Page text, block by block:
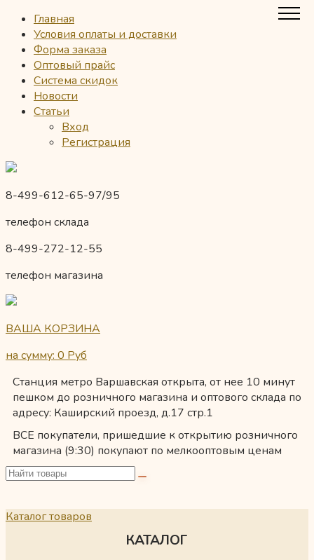
Главная
Условия оплаты и доставки
Форма заказа
Оптовый прайс
Система скидок
Новости
Статьи
Вход
Регистрация
8-499-612-65-97/95
телефон склада
8-499-272-12-55
телефон магазина
ВАША КОРЗИНА
на сумму: 0 Руб
Станция метро Варшавская открыта, от нее 10 минут
пешком до розничного магазина и оптового склада по
адресу: Каширский проезд, д.17 стр.1
ВСЕ покупатели, пришедшие к открытию розничного
магазина (9:30) покупают по мелкооптовым ценам
Каталог товаров
КАТАЛОГ